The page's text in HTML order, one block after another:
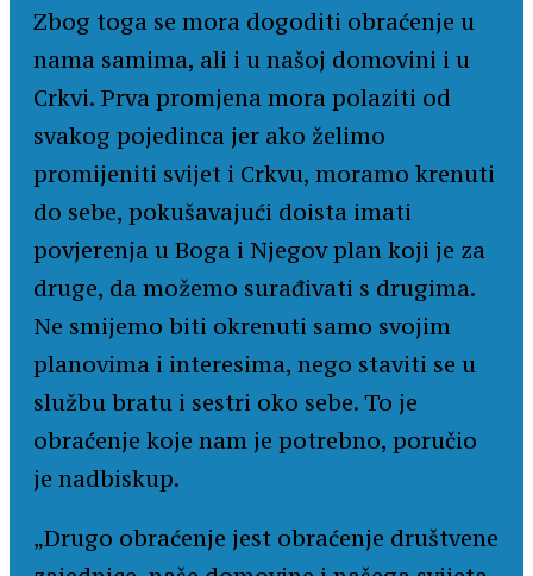
Zbog toga se mora dogoditi obraćenje u
nama samima, ali i u našoj domovini i u
Crkvi. Prva promjena mora polaziti od
svakog pojedinca jer ako želimo
promijeniti svijet i Crkvu, moramo krenuti
do sebe, pokušavajući doista imati
povjerenja u Boga i Njegov plan koji je za
druge, da možemo surađivati s drugima.
Ne smijemo biti okrenuti samo svojim
planovima i interesima, nego staviti se u
službu bratu i sestri oko sebe. To je
obraćenje koje nam je potrebno, poručio
je nadbiskup.
„Drugo obraćenje jest obraćenje društvene